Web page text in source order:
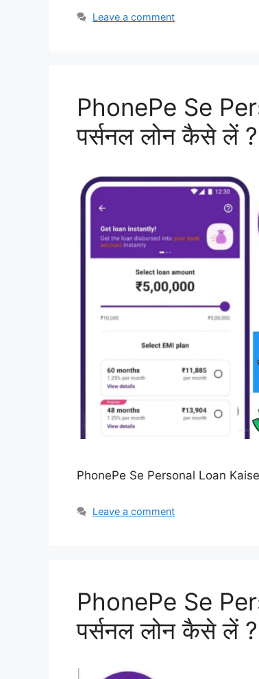
Leave a comment
PhonePe Se
पर्सनल लोन कैसे लें ?
PhonePe Se Personal Loan
Leave a comment
PhonePe Se
पर्सनल लोन कैसे लें ?